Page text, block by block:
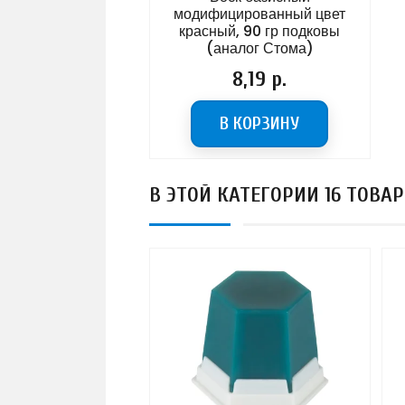
модифицированный цвет
красный, 90 гр подковы
(аналог Стома)
Цена
8,19 р.
В КОРЗИНУ
В ЭТОЙ КАТЕГОРИИ 16